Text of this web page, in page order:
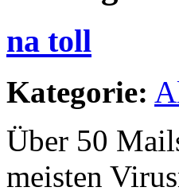
na toll
Kategorie:
Über 50
meisten